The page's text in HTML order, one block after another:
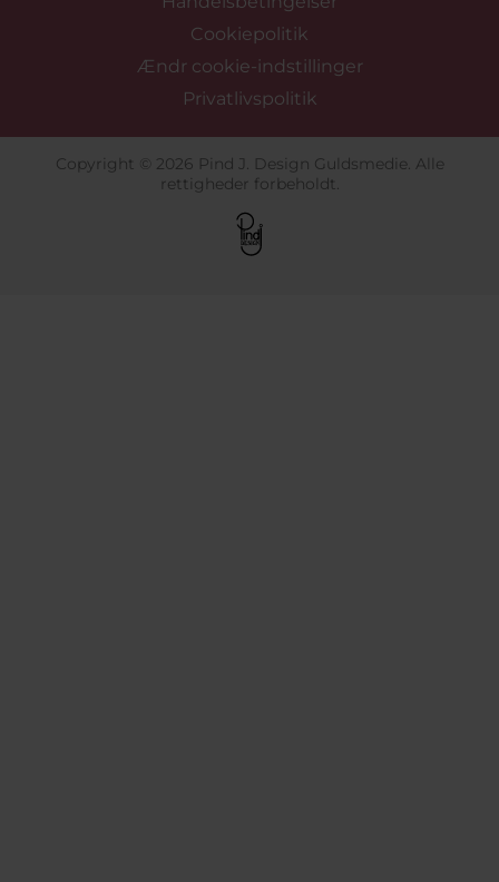
Cookiepolitik
Ændr cookie-indstillinger
Privatlivspolitik
Copyright © 2026 Pind J. Design Guldsmedie. Alle
rettigheder forbeholdt.